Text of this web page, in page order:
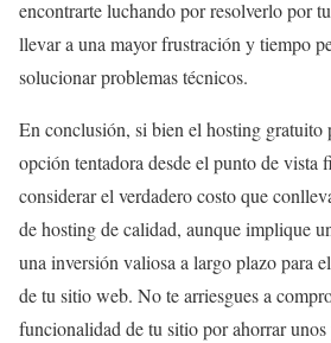
encontrarte luchando por resolverlo por
llevar a una mayor frustración y tiempo
solucionar problemas técnicos.
En conclusión, si bien el hosting gratuito
opción tentadora desde el punto de vista
considerar el verdadero costo que
de hosting de calidad, aunque implique
una inversión valiosa a largo plazo para
de tu sitio web. No te arriesgues a
funcionalidad de tu sitio por ahorrar unos